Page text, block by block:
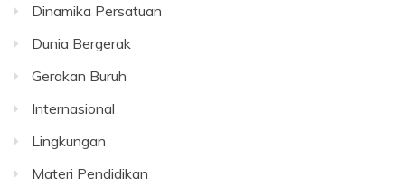
Dinamika Persatuan
Dunia Bergerak
Gerakan Buruh
Internasional
Lingkungan
Materi Pendidikan